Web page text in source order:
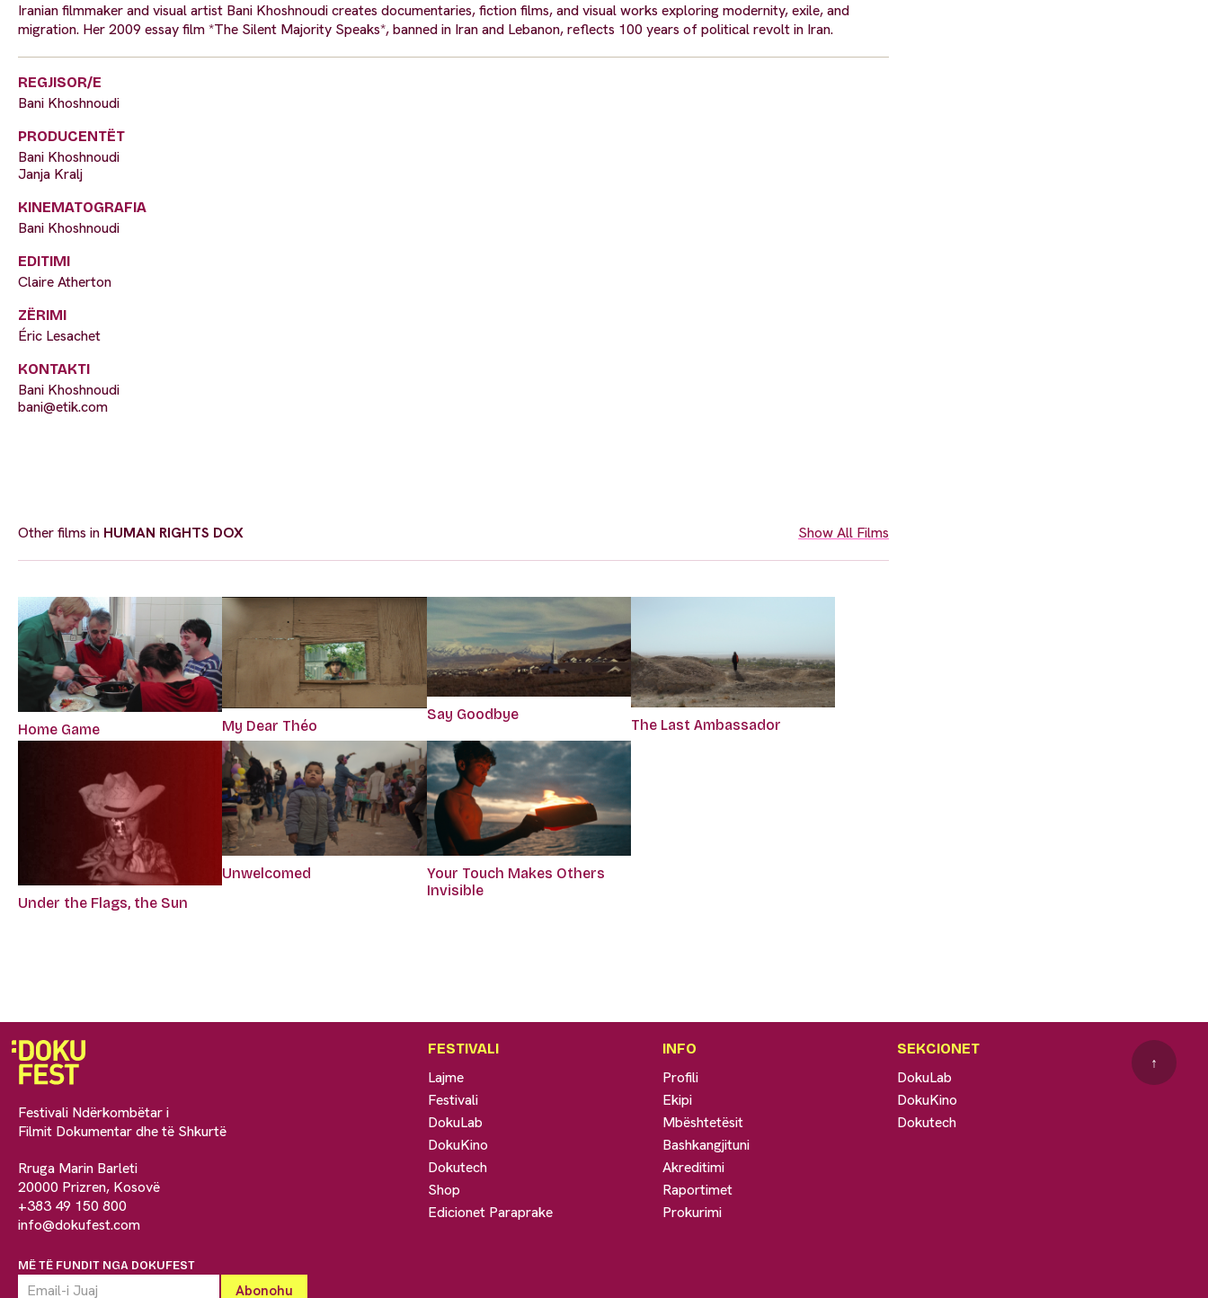
Iranian filmmaker and visual artist Bani Khoshnoudi creates documentaries, fiction films, and visual works exploring modernity, exile, and
migration. Her 2009 essay film *The Silent Majority Speaks*, banned in Iran and Lebanon, reflects 100 years of political revolt in Iran.
REGJISOR/E
Bani Khoshnoudi
PRODUCENTËT
Bani Khoshnoudi
Janja Kralj
KINEMATOGRAFIA
Bani Khoshnoudi
EDITIMI
Claire Atherton
ZËRIMI
Éric Lesachet
KONTAKTI
Bani Khoshnoudi
bani@etik.com
Other films in HUMAN RIGHTS DOX Show All Films
Home Game My Dear Théo
Say Goodbye
The Last Ambassador
Under the Flags, the Sun
Unwelcomed
Your Touch Makes Others
Invisible
Festivali Ndërkombëtar i
Filmit Dokumentar dhe të Shkurtë
Rruga Marin Barleti
20000 Prizren, Kosovë
+383 49 150 800
info@dokufest.com
MË TË FUNDIT NGA DOKUFEST
FESTIVALI
Lajme
Festivali
DokuLab
DokuKino
Dokutech
Shop
Edicionet Paraprake
INFO
Profili
Ekipi
Mbështetësit
Bashkangjituni
Akreditimi
Raportimet
Prokurimi
SEKCIONET
DokuLab
DokuKino
Dokutech
↑